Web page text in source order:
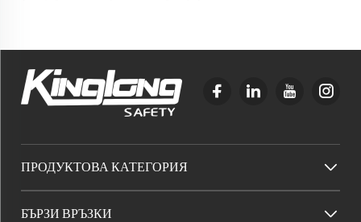
ПРОДУКТОВА КАТЕГОРИЯ
БЪРЗИ ВРЪЗКИ